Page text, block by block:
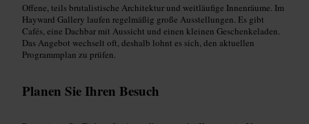
Offene, teils brutalistische Architektur und weitläufige Innenräume. Im
Hayward Gallery laufen regelmäßig große Ausstellungen. Es gibt
Cafés, eine Dachbar mit Aussicht und einen kleinen Geschenkeladen.
Das Angebot wechselt oft, deshalb lohnt es sich, den aktuellen
Programmplan zu prüfen.
Planen Sie Ihren Besuch